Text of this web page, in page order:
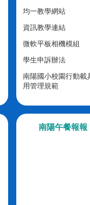
均一教學網站
資訊教學連結
微軟平板相機模組
學生申訴辦法
南陽國小校園行動載
用管理規範
南陽午餐報報